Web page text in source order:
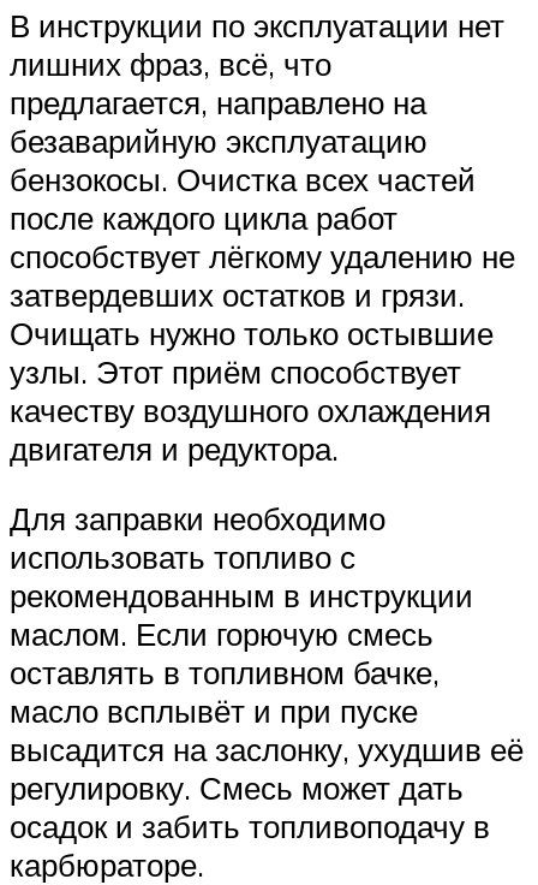
В инструкции по эксплуатации нет
лишних фраз, всё, что
предлагается, направлено на
безаварийную эксплуатацию
бензокосы. Очистка всех частей
после каждого цикла работ
способствует лёгкому удалению не
затвердевших остатков и грязи.
Очищать нужно только остывшие
узлы. Этот приём способствует
качеству воздушного охлаждения
двигателя и редуктора.
Для заправки необходимо
использовать топливо с
рекомендованным в инструкции
маслом. Если горючую смесь
оставлять в топливном бачке,
масло всплывёт и при пуске
высадится на заслонку, ухудшив её
регулировку. Смесь может дать
осадок и забить топливоподачу в
карбюраторе.